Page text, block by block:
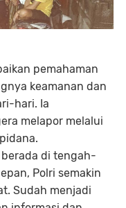
pemahaman
keamanan dan
hari. Ia
melapor melalui
berada di tengah-
Polri semakin
Sudah menjadi